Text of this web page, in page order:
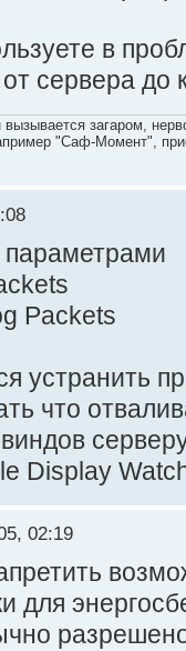
в
сервера до
загаром,
"Саф-Момент",
Packets
устранить
что
Display
02:19
для